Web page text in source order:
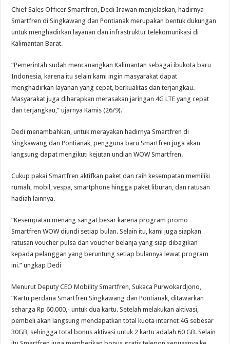
Chief Sales Officer Smartfren, Dedi Irawan menjelaskan, hadirnya
Smartfren di Singkawang dan Pontianak merupakan bentuk dukungan
untuk menghadirkan layanan dan infrastruktur telekomunikasi di
Kalimantan Barat.
“Pemerintah sudah mencanangkan Kalimantan sebagai ibukota baru
Indonesia, karena itu selain kami ingin masyarakat dapat
menghadirkan layanan yang cepat, berkualitas dan terjangkau.
Masyarakat juga diharapkan merasakan jaringan 4G LTE yang cepat
dan terjangkau,” ujarnya Kamis (26/9).
Dedi menambahkan, untuk merayakan hadirnya Smartfren di
Singkawang dan Pontianak, pengguna baru Smartfren juga akan
langsung dapat mengikuti kejutan undian WOW Smartfren.
Cukup pakai Smartfren aktifkan paket dan raih kesempatan memiliki
rumah, mobil, vespa, smartphone hingga paket liburan, dan ratusan
hadiah lainnya.
“Kesempatan menang sangat besar karena program promo
Smartfren WOW diundi setiap bulan. Selain itu, kami juga siapkan
ratusan voucher pulsa dan voucher belanja yang siap dibagikan
kepada pelanggan yang beruntung setiap bulannya lewat program
ini.” ungkap Dedi
Menurut Deputy CEO Mobility Smartfren, Sukaca Purwokardjono,
“Kartu perdana Smartfren Singkawang dan Pontianak, ditawarkan
seharga Rp 60.000,- untuk dua kartu. Setelah melakukan aktivasi,
pembeli akan langsung mendapatkan total kuota internet 4G sebesar
30GB, sehingga total bonus aktivasi untuk 2 kartu adalah 60 GB. Selain